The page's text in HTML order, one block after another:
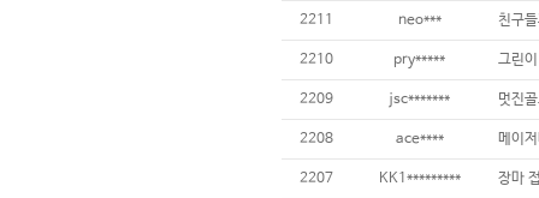
2211 neo***
2210 pry*****
2209 jsc*******
2208 ace****
2207 KK1*********